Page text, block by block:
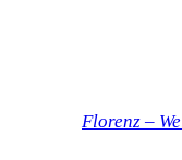
Florenz –